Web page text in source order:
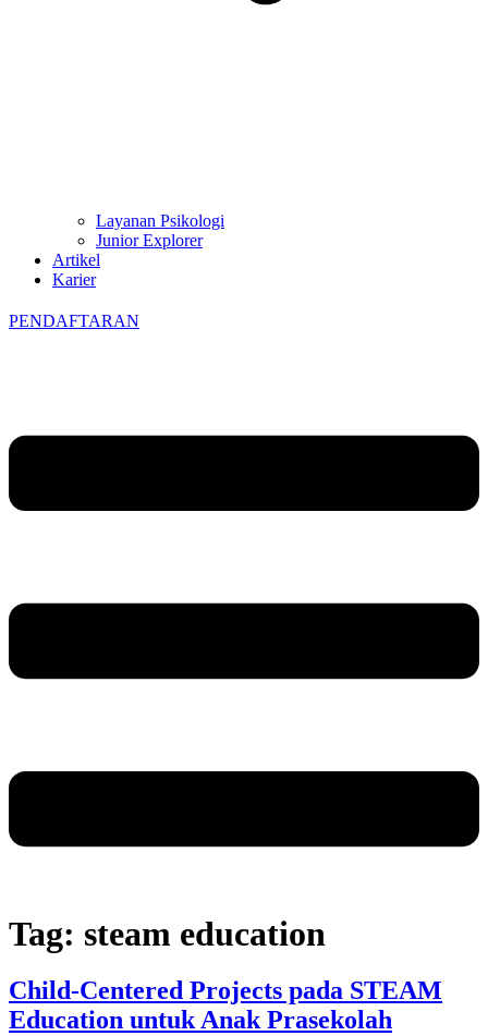
Layanan Psikologi
Junior Explorer
Artikel
Karier
PENDAFTARAN
Tag: steam education
Child-Centered Projects pada STEAM
Education untuk Anak Prasekolah